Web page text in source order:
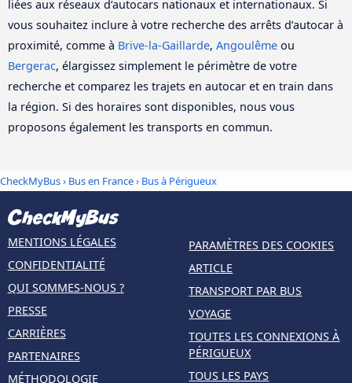
liées aux réseaux d‘autocars nationaux et internationaux. Si
vous souhaitez inclure à votre recherche des arrêts d’autocar à
proximité, comme à Brive-la-Gaillarde, Angoulême ou
Bergerac, élargissez simplement le périmètre de votre
recherche et comparez les trajets en autocar et en train dans
la région. Si des horaires sont disponibles, nous vous
proposons également les transports en commun.
CheckMyBus› Bus en France› Bus à Périgueux
MENTIONS LÉGALES
CONFIDENTIALITÉ
QUI SOMMES-NOUS ?
PRESSE
CARRIÈRES
PARTENAIRES
MÉTHODOLOGIE
PARAMÈTRES DES COOKIES
ARTICLE
TRANSPORT PAR BUS
VOYAGE
TOUTES LES CONNEXIONS À
PÉRIGUEUX
TOUS LES PAYS